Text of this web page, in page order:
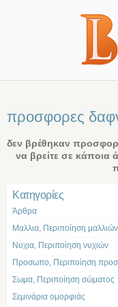
προσφορες
δεν βρέθηκαν
να βρείτε σε κάποια
Kατηγορίες
Άρθρα
Μαλλια, Περιποίηση μαλλιών
Νυχια, Περιποίηση νυχιών
Προσωπο, Περιποίηση
Σωμα, Περιποίηση σώματος
Σεμινάρια ομορφιάς